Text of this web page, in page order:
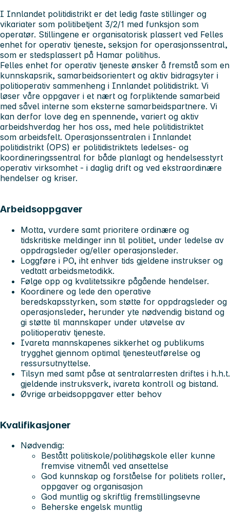
I Innlandet politidistrikt er det ledig faste stillinger og
vikariater som politibetjent 3/2/1 med funksjon som
operatør. Stillingene er organisatorisk plassert ved Felles
enhet for operativ tjeneste, seksjon for operasjonssentral,
som er stedsplassert på Hamar politihus.
Felles enhet for operativ tjeneste ønsker å fremstå som en
kunnskapsrik, samarbeidsorientert og aktiv bidragsyter i
politioperativ sammenheng i Innlandet politidistrikt. Vi
løser våre oppgaver i et nært og forpliktende samarbeid
med såvel interne som eksterne samarbeidspartnere. Vi
kan derfor love deg en spennende, variert og aktiv
arbeidshverdag her hos oss, med hele politidistriktet
som arbeidsfelt. Operasjonssentralen i Innlandet
politidistrikt (OPS) er politidistriktets ledelses- og
koordineringssentral for både planlagt og hendelsesstyrt
operativ virksomhet - i daglig drift og ved ekstraordinære
hendelser og kriser.
Arbeidsoppgaver
Motta, vurdere samt prioritere ordinære og
tidskritiske meldinger inn til politiet, under ledelse av
oppdragsleder og/eller operasjonsleder.
Loggføre i PO, iht enhver tids gjeldene instrukser og
vedtatt arbeidsmetodikk.
Følge opp og kvalitetssikre pågående hendelser.
Koordinere og lede den operative
beredskapsstyrken, som støtte for oppdragsleder og
operasjonsleder, herunder yte nødvendig bistand og
gi støtte til mannskaper under utøvelse av
politioperativ tjeneste.
Ivareta mannskapenes sikkerhet og publikums
trygghet gjennom optimal tjenesteutførelse og
ressursutnyttelse.
Tilsyn med samt påse at sentralarresten driftes i h.h.t.
gjeldende instruksverk, ivareta kontroll og bistand.
Øvrige arbeidsoppgaver etter behov
Kvalifikasjoner
Nødvendig:
Bestått politiskole/politihøgskole eller kunne
fremvise vitnemål ved ansettelse
God kunnskap og forståelse for politiets roller,
oppgaver og organisasjon
God muntlig og skriftlig fremstillingsevne
Beherske engelsk muntlig